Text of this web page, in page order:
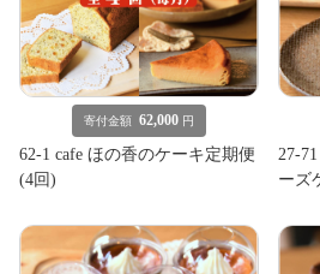
寄付金額 62,000 円
62-1 cafe ほの香のケーキ定期便
(4回)
27-
ーズ